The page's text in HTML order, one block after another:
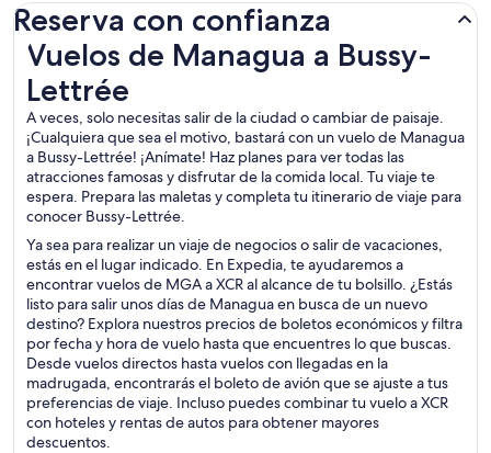
Reserva con confianza
Vuelos de Managua a Bussy-
Lettrée
A veces, solo necesitas salir de la ciudad o cambiar de paisaje.
¡Cualquiera que sea el motivo, bastará con un vuelo de Managua
a Bussy-Lettrée! ¡Anímate! Haz planes para ver todas las
atracciones famosas y disfrutar de la comida local. Tu viaje te
espera. Prepara las maletas y completa tu itinerario de viaje para
conocer Bussy-Lettrée.
Ya sea para realizar un viaje de negocios o salir de vacaciones,
estás en el lugar indicado. En Expedia, te ayudaremos a
encontrar vuelos de MGA a XCR al alcance de tu bolsillo. ¿Estás
listo para salir unos días de Managua en busca de un nuevo
destino? Explora nuestros precios de boletos económicos y filtra
por fecha y hora de vuelo hasta que encuentres lo que buscas.
Desde vuelos directos hasta vuelos con llegadas en la
madrugada, encontrarás el boleto de avión que se ajuste a tus
preferencias de viaje. Incluso puedes combinar tu vuelo a XCR
con hoteles y rentas de autos para obtener mayores
descuentos.
Vuelos de Managua a Bussy-Lettrée